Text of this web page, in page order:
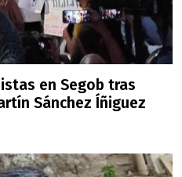
en Segob tras
Sánchez Íñiguez